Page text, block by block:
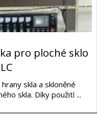
pro ploché sklo
skla a skloněné
skla. Díky použití ...